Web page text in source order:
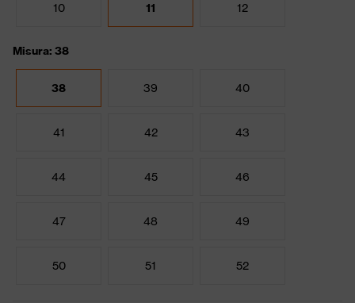
10 11 12
Misura: 38
38 39 40
41 42 43
44 45 46
47 48 49
50 51 52